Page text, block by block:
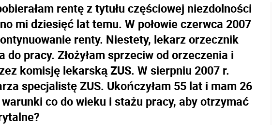
rentę z tytułu częściowej niezdolności
mi dziesięć lat temu. W połowie czerwca 2007
renty. Niestety, lekarz orzecznik
do pracy. Złożyłam sprzeciw od orzeczenia i
komisję lekarską ZUS. W sierpniu 2007 r.
specjalistę ZUS. Ukończyłam 55 lat i mam 26
co do wieku i stażu pracy, aby otrzymać